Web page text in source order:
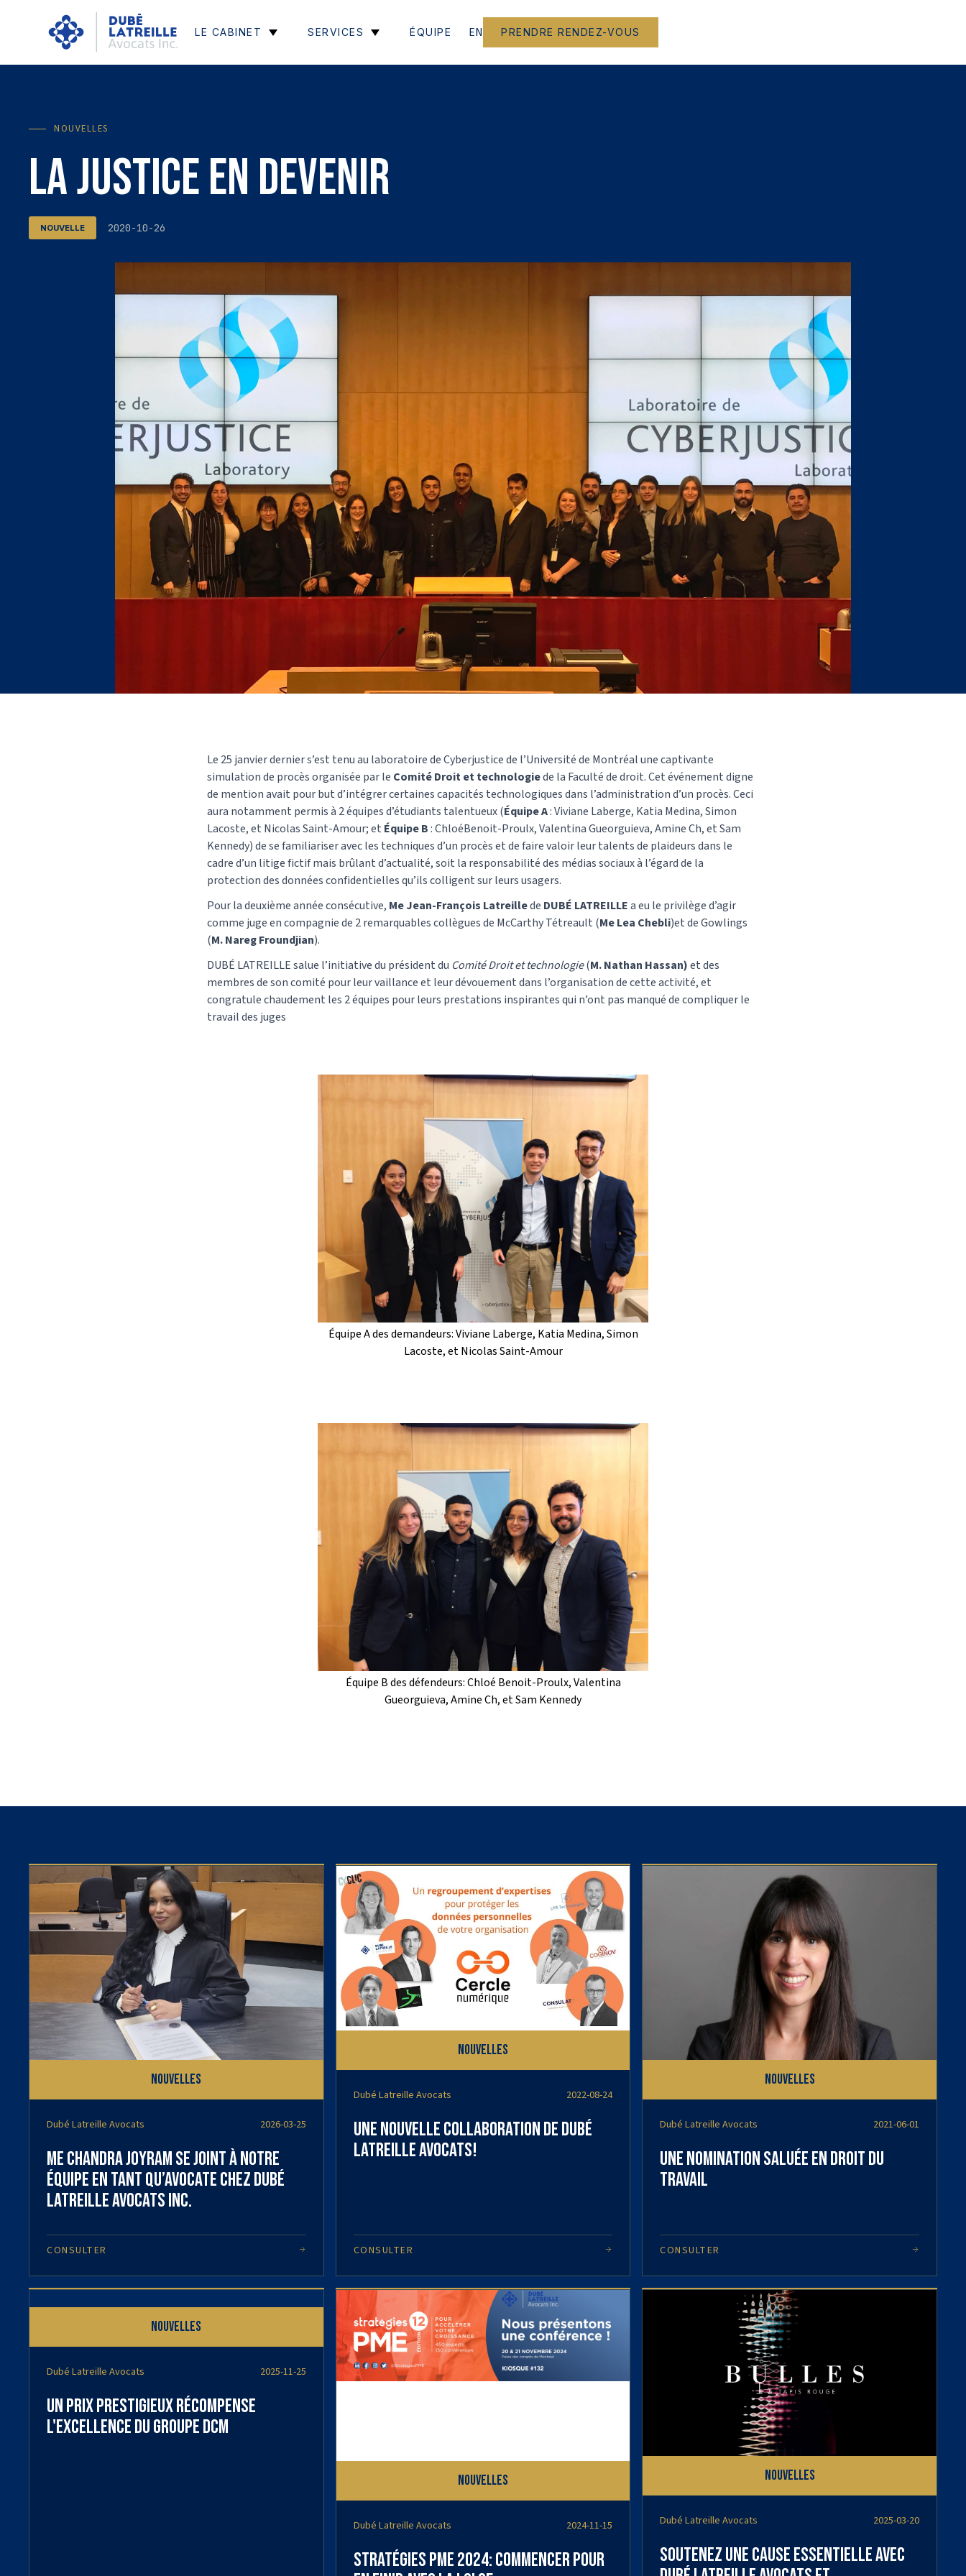
LE CABINET SERVICES ÉQUIPE EN PRENDRE RENDEZ-VOUS
NOUVELLES
La justice en devenir
NOUVELLE 2020-10-26
Le 25 janvier dernier s’est tenu au laboratoire de Cyberjustice de l’Université de Montréal une captivante
simulation de procès organisée par le Comité Droit et technologiede la Faculté de droit. Cet événement digne
de mention avait pour but d’intégrer certaines capacités technologiques dans l’administration d’un procès. Ceci
aura notamment permis à 2 équipes d’étudiants talentueux (Équipe A: Viviane Laberge, Katia Medina, Simon
Lacoste, et Nicolas Saint-Amour; et Équipe B: ChloéBenoit-Proulx, Valentina Gueorguieva, Amine Ch, et Sam
Kennedy) de se familiariser avec les techniques d’un procès et de faire valoir leur talents de plaideurs dans le
cadre d’un litige fictif mais brûlant d’actualité, soit la responsabilité des médias sociaux à l’égard de la
protection des données confidentielles qu’ils colligent sur leurs usagers.
Pour la deuxième année consécutive, Me Jean-François Latreillede DUBÉ LATREILLEa eu le privilège d’agir
comme juge en compagnie de 2 remarquables collègues de McCarthy Tétreault (Me Lea Chebli)et de Gowlings
(M. Nareg Froundjian).
DUBÉ LATREILLE salue l’initiative du président du Comité Droit et technologie(M. Nathan Hassan)et des
membres de son comité pour leur vaillance et leur dévouement dans l’organisation de cette activité, et
congratule chaudement les 2 équipes pour leurs prestations inspirantes qui n’ont pas manqué de compliquer le
travail des juges
Équipe A des demandeurs: Viviane Laberge, Katia Medina, Simon
Lacoste, et Nicolas Saint-Amour
Équipe B des défendeurs: Chloé Benoit-Proulx, Valentina
Gueorguieva, Amine Ch, et Sam Kennedy
Nouvelles
Dubé Latreille Avocats 2026-03-25
Me Chandra Joyram se joint à notre
équipe en tant qu’avocate chez Dubé
Latreille Avocats Inc.
CONSULTER
Nouvelles
Dubé Latreille Avocats 2022-08-24
Une nouvelle collaboration de Dubé
Latreille Avocats!
CONSULTER
Nouvelles
Dubé Latreille Avocats 2021-06-01
Une nomination saluée en droit du
travail
CONSULTER
Nouvelles
Dubé Latreille Avocats 2025-11-25
Un prix prestigieux récompense
l'excellence du Groupe DCM
Nouvelles
Dubé Latreille Avocats 2024-11-15
Stratégies PME 2024: commencer pour
Nouvelles
Dubé Latreille Avocats 2025-03-20
Soutenez une cause essentielle avec